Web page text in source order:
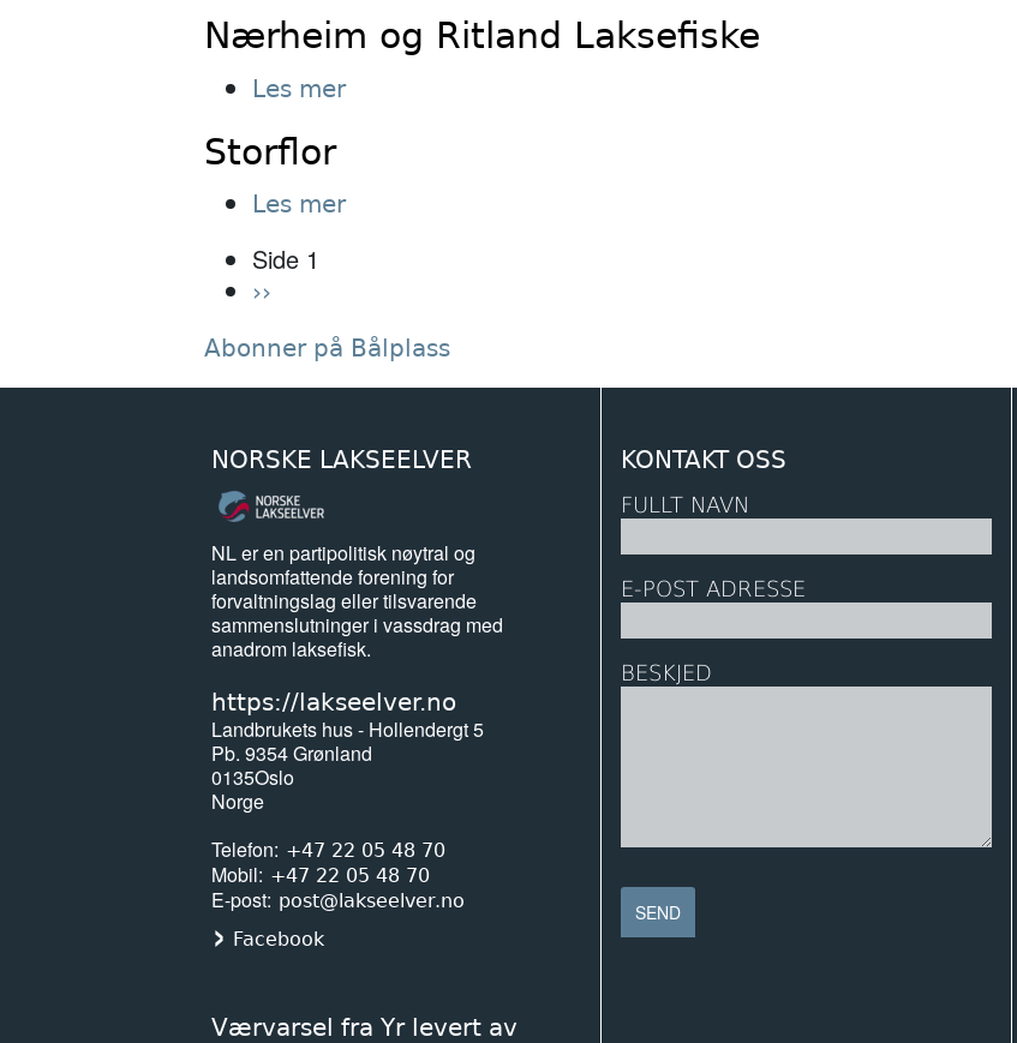
Nærheim og Ritland Laksefiske
Les merom
Storflor
Les merom
SiderSide 1
Neste
››
Abonner på Bålplass
NORSKE LAKSEELVER
NL er en partipolitisk nøytral og
landsomfattende forening for
forvaltningslag eller tilsvarende
sammenslutninger i vassdrag med
anadrom laksefisk.
https://lakseelver.no
Landbrukets hus - Hollendergt 5
Pb. 9354 Grønland
0135Oslo
Norge
Telefon
+47 22 05 48 70
Mobil +47 22 05 48 70
E-post post@lakseelver.no
Facebook
Værvarsel fra Yr levert av
KONTAKT OSS
FULLT NAVN
E-POST ADRESSE
BESKJED